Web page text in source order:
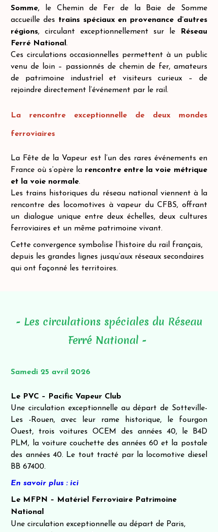
Somme, le Chemin de Fer de la Baie de Somme
accueille des trains spéciaux en provenance d’autres
régions, circulant exceptionnellement sur le
Réseau
Ferré National.
Ces circulations occasionnelles permettent à un public
venu de loin – passionnés de chemin de fer, amateurs
de patrimoine industriel et visiteurs curieux – de
rejoindre directement l’événement par le rail.
La rencontre exceptionnelle de deux mondes
ferroviaires
La Fête de la Vapeur est l’un des rares événements en
France où s’opère la rencontre entre la voie métrique
et la voie normale.
Les trains historiques du réseau national viennent à la
rencontre des locomotives à vapeur du CFBS, offrant
un dialogue unique entre deux échelles, deux cultures
ferroviaires et un même patrimoine vivant.
Cette convergence symbolise l’histoire du rail français,
depuis les grandes lignes jusqu’aux réseaux secondaires
qui ont façonné les territoires.
- Les circulations spéciales du Réseau
Ferré National -
Samedi 25 avril 2026
Le PVC – Pacific Vapeur Club
Une circulation exceptionnelle au départ de Sotteville-
Les -Rouen, avec leur rame historique, le fourgon
Ouest, trois voitures OCEM des années 40, le B4D
PLM, la voiture couchette des années 60 et la postale
des années 40. Le tout tracté par la locomotive diesel
BB 67400.
En savoir plus : ici
Le MFPN – Matériel Ferroviaire Patrimoine
National
Une circulation exceptionnelle au départ de Paris,